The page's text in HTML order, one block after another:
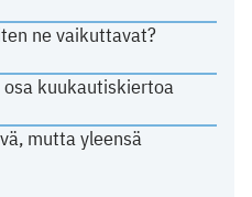
ne vaikuttavat?
kuukautiskiertoa
mutta yleensä